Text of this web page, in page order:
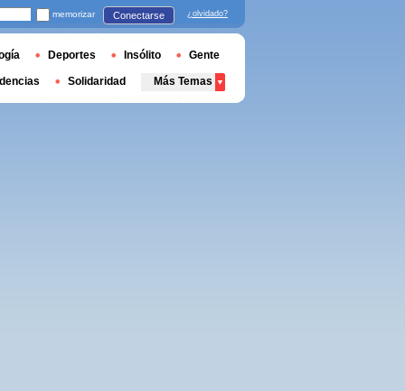
memorizar Conectarse ¿olvidado?
Deportes Insólito Gente
Solidaridad Más Temas